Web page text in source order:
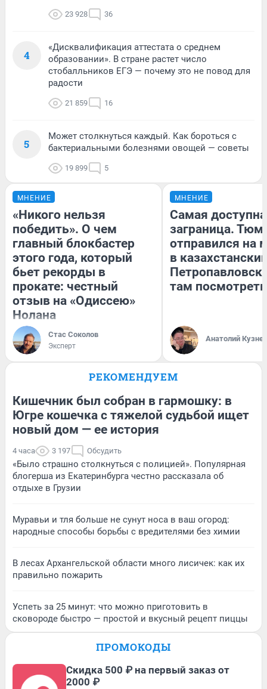
23 928 36
4
«Дисквалификация аттестата о среднем
образовании». В стране растет число
стобалльников ЕГЭ — почему это не повод для
радости
21 859 16
5
Может столкнуться каждый. Как бороться с
бактериальными болезнями овощей — советы
19 899 5
МНЕНИЕ
«Никого нельзя
победить». О чем
главный блокбастер
этого года, который
бьет рекорды в
прокате: честный
отзыв на «Одиссею»
Нолана
Стас Соколов
Эксперт
МНЕНИЕ
Самая
заграница.
отправился на
в
там посмотреть
Анатолий
РЕКОМЕНДУЕМ
Кишечник был собран в гармошку: в
Югре кошечка с тяжелой судьбой ищет
новый дом — ее история
4 часа 3 197 Обсудить
«Было страшно столкнуться с полицией». Популярная
блогерша из Екатеринбурга честно рассказала об
отдыхе в Грузии
Муравьи и тля больше не сунут носа в ваш огород:
народные способы борьбы с вредителями без химии
В лесах Архангельской области много лисичек: как их
правильно пожарить
Успеть за 25 минут: что можно приготовить в
сковороде быстро — простой и вкусный рецепт пиццы
ПРОМОКОДЫ
Скидка 500 ₽ на первый заказ от
2000 ₽